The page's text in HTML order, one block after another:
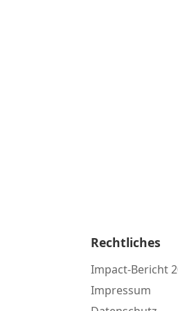
Rechtliches
Impact-Bericht
Impressum